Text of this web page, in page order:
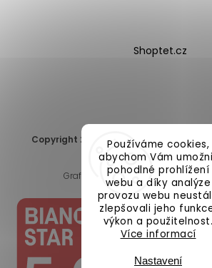
Používáme cookies,
abychom Vám
pohodlné prohlížení
webu a díky analýze
provozu webu
zlepšovali jeho
výkon a použitelnost.
Více informací
Nastavení
Shoptet.cz
Copyright 2026 DomaLEP s.r.o. .
Upravit nastavení
Grafický návrh vytvořil a nakódoval